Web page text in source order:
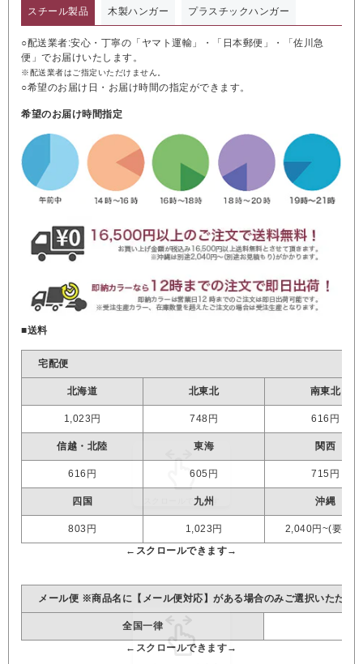
スチール製品 木製ハンガー プラスチックハンガー
○配送業者:安心・丁寧の「ヤマト運輸」・「日本郵便」・「佐川急
便」でお届けいたします。
※配送業者はご指定いただけません。
○希望のお届け日・お届け時間の指定ができます。
希望のお届け時間指定
■送料
宅配便
北海道 北東北 南東北
1,023円 748円 616円
信越・北陸 東海 関西
616円 605円 715円
四国 九州 沖縄
803円 1,023円 2,040円~(要見
メール便 ※商品名に【メール便対応】がある場合のみご選択いただけ
全国一律